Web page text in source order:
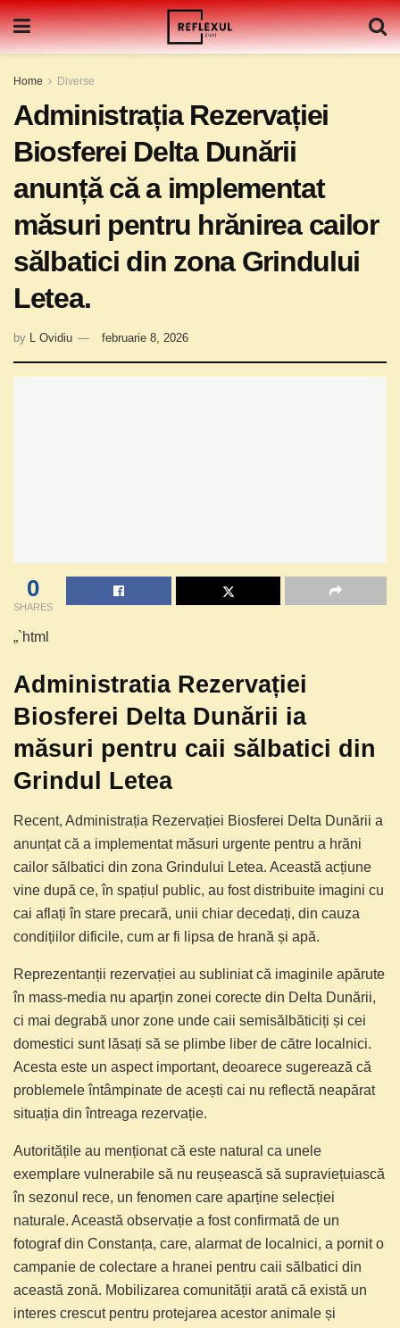
Home Diverse
Administrația Rezervației
Biosferei Delta Dunării
anunță că a implementat
măsuri pentru hrănirea cailor
sălbatici din zona Grindului
Letea.
by L Ovidiu februarie 8, 2026
0
SHARES
„`html
Administratia Rezervației
Biosferei Delta Dunării ia
măsuri pentru caii sălbatici din
Grindul Letea
Recent, Administrația Rezervației Biosferei Delta Dunării a
anunțat că a implementat măsuri urgente pentru a hrăni
cailor sălbatici din zona Grindului Letea. Această acțiune
vine după ce, în spațiul public, au fost distribuite imagini cu
cai aflați în stare precară, unii chiar decedați, din cauza
condițiilor dificile, cum ar fi lipsa de hrană și apă.
Reprezentanții rezervației au subliniat că imaginile apărute
în mass-media nu aparțin zonei corecte din Delta Dunării,
ci mai degrabă unor zone unde caii semisălbăticiți și cei
domestici sunt lăsați să se plimbe liber de către localnici.
Acesta este un aspect important, deoarece sugerează că
problemele întâmpinate de acești cai nu reflectă neapărat
situația din întreaga rezervație.
Autoritățile au menționat că este natural ca unele
exemplare vulnerabile să nu reușească să supraviețuiască
în sezonul rece, un fenomen care aparține selecției
naturale. Această observație a fost confirmată de un
fotograf din Constanța, care, alarmat de localnici, a pornit o
campanie de colectare a hranei pentru caii sălbatici din
această zonă. Mobilizarea comunității arată că există un
interes crescut pentru protejarea acestor animale și